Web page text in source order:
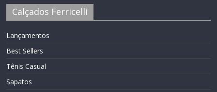
Calçados Ferricelli
Lançamentos
Best Sellers
Tênis Casual
Sapatos